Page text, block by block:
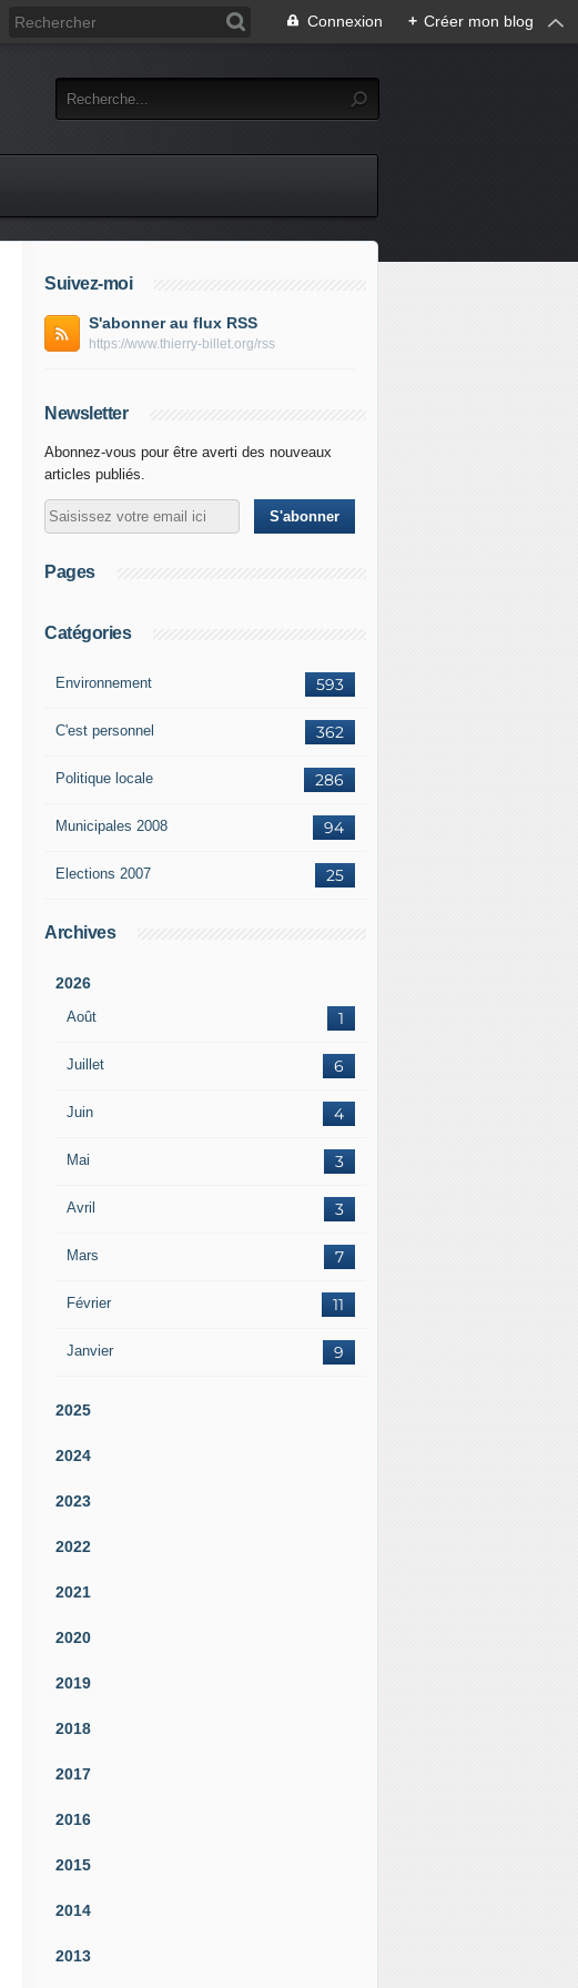
Connexion + Créer mon blog
Suivez-moi
S'abonner au flux RSS
https://www.thierry-billet.org/rss
Newsletter
Abonnez-vous pour être averti des nouveaux
articles publiés.
Pages
Catégories
593
Environnement
362
C'est personnel
286
Politique locale
94
Municipales 2008
25
Elections 2007
Archives
2026
Août 1
Juillet 6
Juin 4
Mai 3
Avril 3
Mars 7
Février 11
Janvier 9
2025
2024
2023
2022
2021
2020
2019
2018
2017
2016
2015
2014
2013